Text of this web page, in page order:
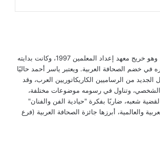
ياسر أحمد رسام كاريكاتير سوري كردي، من مواليد القامشلي 1977، وهو خريج معهد إعداد المعلمين 1997، وكانت بدايته
في خضم الصحافة العربية. ويعتبر ياسر أحمد حاليًا
من الرساميين الكاريكاتوريين العرب، وقد
الشخصي، وتناول في رسومه موضوعات مختلفة،
شعبه، ضاربًا بفكرة "حيادية الفن والفنان"
والعالمية، أبرزها جائزة الصحافة العربية (فرع